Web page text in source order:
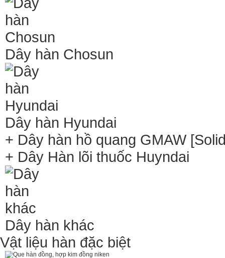
Dây hàn Chosun
Dây hàn Hyundai
+ Dây hàn hồ quang GMAW
+ Dây Hàn lõi thuốc Huyndai
Dây hàn khác
Vật liệu hàn đặc biệt